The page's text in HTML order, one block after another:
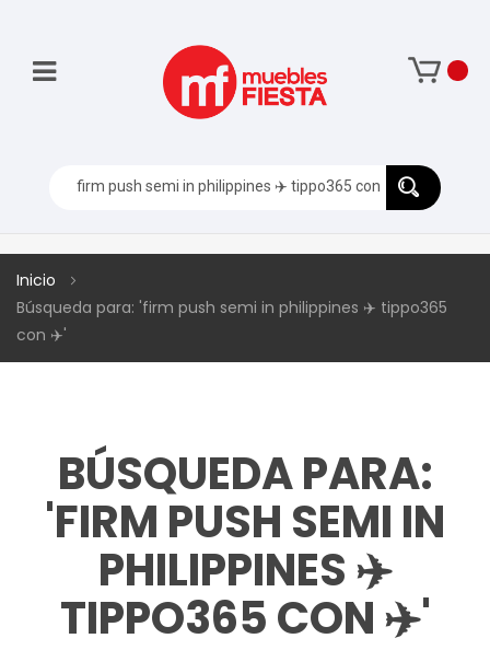
Inicio
Búsqueda para: 'firm push semi in philippines ✈️ tippo365
con ✈️'
BÚSQUEDA PARA:
'FIRM PUSH SEMI IN
PHILIPPINES ✈️
TIPPO365 CON ✈️'